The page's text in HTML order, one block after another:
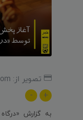
تصویر از: iranfilmport.com
+
-
به گزارش